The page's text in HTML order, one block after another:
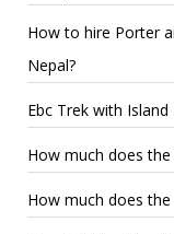
How to hire Porter
Nepal?
Ebc Trek with Island
How much does the
How much does